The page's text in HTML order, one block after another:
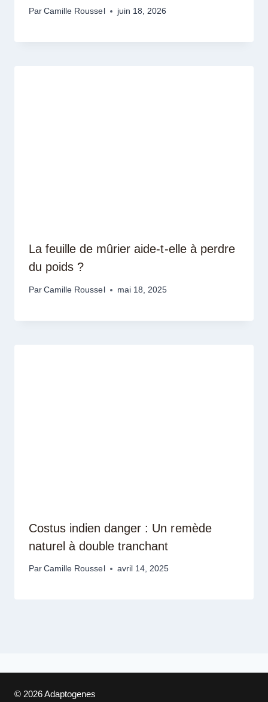
Par Camille Roussel juin 18, 2026
La feuille de mûrier aide-t-elle à perdre
du poids ?
Par Camille Roussel mai 18, 2025
Costus indien danger : Un remède
naturel à double tranchant
Par Camille Roussel avril 14, 2025
© 2026 Adaptogenes